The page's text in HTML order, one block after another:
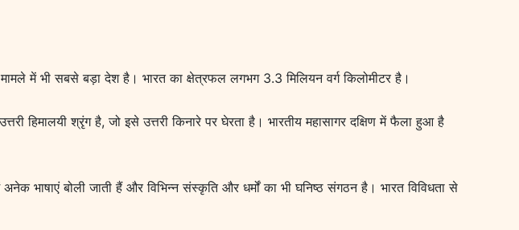
में भी सबसे बड़ा देश है। भारत का क्षेत्रफल लगभग 3.3 मिलियन वर्ग किलोमीटर है।
हिमालयी श्रृंग है, जो इसे उत्तरी किनारे पर घेरता है। भारतीय महासागर दक्षिण में फैला हुआ है
भाषाएं बोली जाती हैं और विभिन्न संस्कृति और धर्मों का भी घनिष्ठ संगठन है। भारत विविधता से